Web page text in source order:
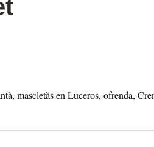
mascletàs en Luceros, ofrenda,